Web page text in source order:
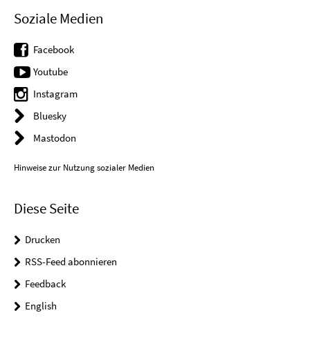
Soziale Medien
Facebook
Youtube
Instagram
Bluesky
Mastodon
Hinweise zur Nutzung sozialer Medien
Diese Seite
Drucken
RSS-Feed abonnieren
Feedback
English